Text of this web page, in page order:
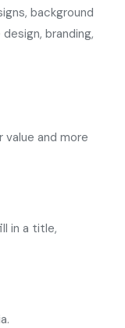
background
branding,
and more
in a title,